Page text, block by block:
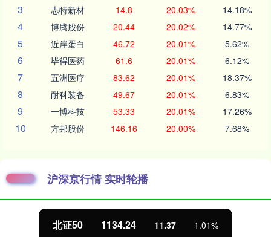
3 志特新材 14.8 20.03% 14.18%
4 博腾股份 20.44 20.02% 14.77%
5 近岸蛋白 46.72 20.01% 5.62%
6 毕得医药 61.6 20.01% 6.12%
7 五洲医疗 83.62 20.01% 18.37%
8 耐科装备 49.67 20.01% 6.83%
9 一博科技 53.33 20.01% 17.26%
10 方邦股份 146.16 20.00% 7.68%
沪深京行情 实时轮播
北证50 1134.24 11.37 1.01%